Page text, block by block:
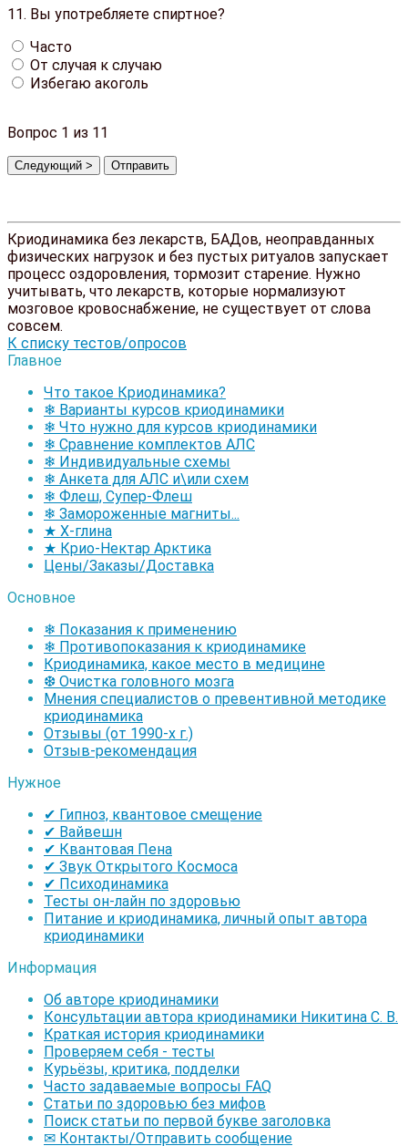
11. Вы употребляете спиртное?
Часто
От случая к случаю
Избегаю акоголь
Вопрос 1 из 11
Криодинамика без лекарств, БАДов, неоправданных
физических нагрузок и без пустых ритуалов запускает
процесс оздоровления, тормозит старение. Нужно
учитывать, что лекарств, которые нормализуют
мозговое кровоснабжение, не существует от слова
совсем.
К списку тестов/опросов
Главное
Что такое Криодинамика?
❄ Варианты курсов криодинамики
❄ Что нужно для курсов криодинамики
❄ Сравнение комплектов АЛС
❄ Индивидуальные схемы
❄ Анкета для АЛС и\или схем
❄ Флеш, Супер-Флеш
❄ Замороженные магниты...
★ Х-глина
★ Крио-Нектар Арктика
Цены/Заказы/Доставка
Основное
❄ Показания к применению
❄ Противопоказания к криодинамике
Криодинамика, какое место в медицине
❆ Очистка головного мозга
Мнения специалистов о превентивной методике
криодинамика
Отзывы (от 1990-х г.)
Отзыв-рекомендация
Нужное
✔ Гипноз, квантовое смещение
✔ Вайвешн
✔ Квантовая Пена
✔ Звук Открытого Космоса
✔ Психодинамика
Тесты он-лайн по здоровью
Питание и криодинамика, личный опыт автора
криодинамики
Информация
Об авторе криодинамики
Консультации автора криодинамики Никитина С. В.
Краткая история криодинамики
Проверяем себя - тесты
Курьёзы, критика, подделки
Часто задаваемые вопросы FAQ
Статьи по здоровью без мифов
Поиск статьи по первой букве заголовка
✉ Контакты/Отправить сообщение